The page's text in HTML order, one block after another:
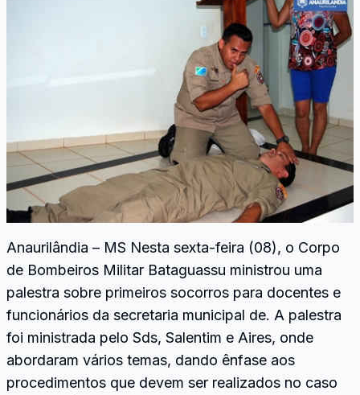
Anaurilândia – MS Nesta sexta-feira (08), o Corpo
de Bombeiros Militar Bataguassu ministrou uma
palestra sobre primeiros socorros para docentes e
funcionários da secretaria municipal de. A palestra
foi ministrada pelo Sds, Salentim e Aires, onde
abordaram vários temas, dando ênfase aos
procedimentos que devem ser realizados no caso